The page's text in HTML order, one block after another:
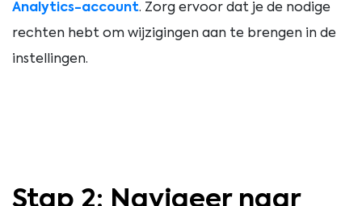
Analytics-account. Zorg ervoor dat je de nodige
rechten hebt om wijzigingen aan te brengen in de
instellingen.
Stap 2: Navigeer naar